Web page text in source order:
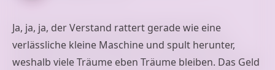
Ja, ja, ja, der Verstand rattert gerade wie eine
verlässliche kleine Maschine und spult herunter,
weshalb viele Träume eben Träume bleiben. Das Geld